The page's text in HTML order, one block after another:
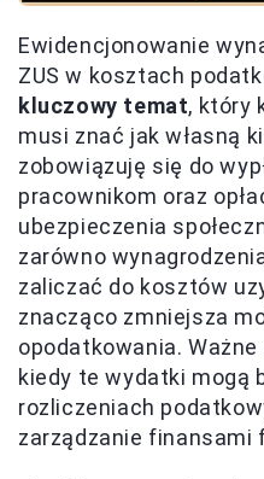
Ewidencjonowanie
ZUS w kosztach
kluczowy temat, który
musi znać jak własną
zobowiązuję się do
pracownikom oraz
ubezpieczenia
zarówno
zaliczać do kosztów
znacząco zmniejsza
opodatkowania.
kiedy te wydatki mogą
rozliczeniach
zarządzanie finansami